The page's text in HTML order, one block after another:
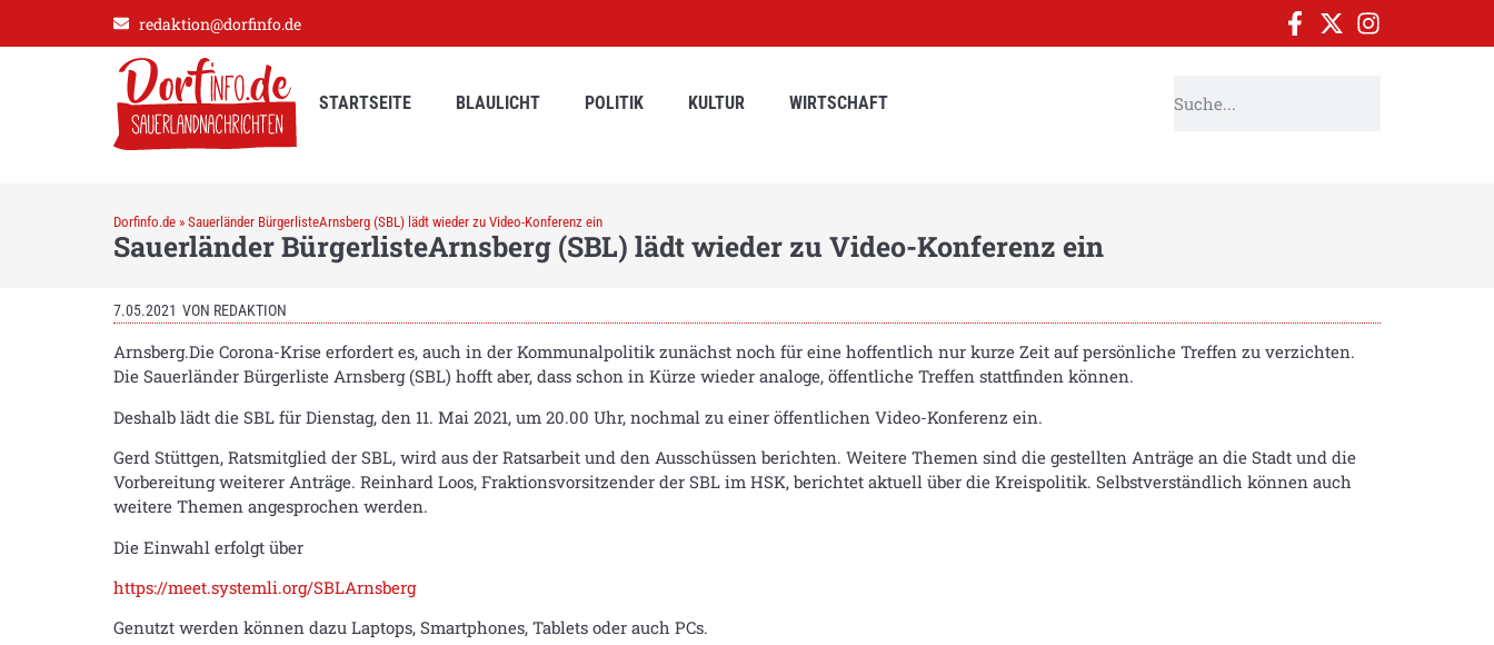
redaktion@dorfinfo.de
STARTSEITE BLAULICHT POLITIK KULTUR WIRTSCHAFT
Dorfinfo.de » Sauerländer BürgerlisteArnsberg (SBL) lädt wieder zu Video-Konferenz ein
Sauerländer BürgerlisteArnsberg (SBL) lädt wieder zu Video-Konferenz ein
7.05.2021 VON REDAKTION
Arnsberg.Die Corona-Krise erfordert es, auch in der Kommunalpolitik zunächst noch für eine hoffentlich nur kurze Zeit auf persönliche Treffen zu verzichten.
Die Sauerländer Bürgerliste Arnsberg (SBL) hofft aber, dass schon in Kürze wieder analoge, öffentliche Treffen stattfinden können.
Deshalb lädt die SBL für Dienstag, den 11. Mai 2021, um 20.00 Uhr, nochmal zu einer öffentlichen Video-Konferenz ein.
Gerd Stüttgen, Ratsmitglied der SBL, wird aus der Ratsarbeit und den Ausschüssen berichten. Weitere Themen sind die gestellten Anträge an die Stadt und die
Vorbereitung weiterer Anträge. Reinhard Loos, Fraktionsvorsitzender der SBL im HSK, berichtet aktuell über die Kreispolitik. Selbstverständlich können auch
weitere Themen angesprochen werden.
Die Einwahl erfolgt über
https://meet.systemli.org/SBLArnsberg
Genutzt werden können dazu Laptops, Smartphones, Tablets oder auch PCs.